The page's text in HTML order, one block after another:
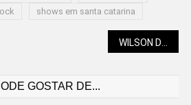
shows em santa catarina
GOSTAR DE...